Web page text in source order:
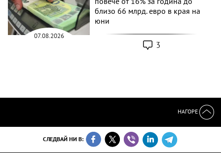
07.08.2026
близо 66 млрд. евро в края на
юни
3
НАГОРЕ
СЛЕДВАЙ НИ В: